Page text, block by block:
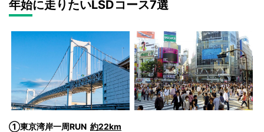
年始に走りたいLSDコース7選
①東京湾岸一周RUN 約22km